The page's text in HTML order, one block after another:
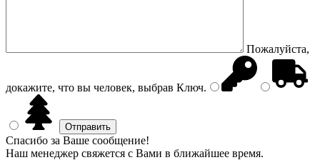
Пожалуйста,
докажите, что вы человек, выбрав Ключ.
Спасибо за Ваше сообщение!
Наш менеджер свяжется с Вами в ближайшее время.